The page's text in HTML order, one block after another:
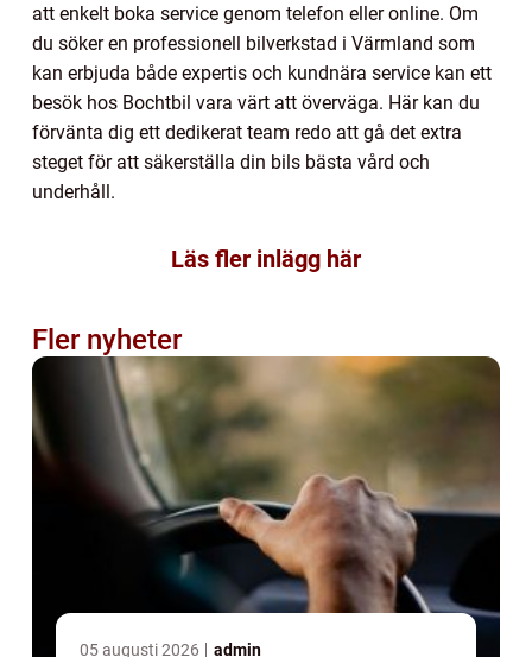
att enkelt boka service genom telefon eller online. Om
du söker en professionell bilverkstad i Värmland som
kan erbjuda både expertis och kundnära service kan ett
besök hos Bochtbil vara värt att överväga. Här kan du
förvänta dig ett dedikerat team redo att gå det extra
steget för att säkerställa din bils bästa vård och
underhåll.
Läs fler inlägg här
Fler nyheter
05 augusti 2026 admin